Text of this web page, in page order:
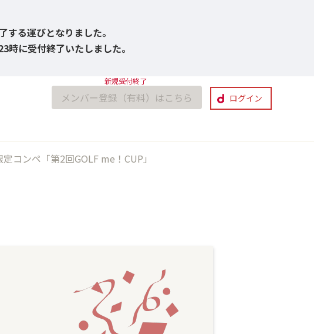
る運びとなりました。
に受付終了いたしました。
メンバー登録（有料）はこちら ログイン
コンペ「第2回GOLF me！CUP」